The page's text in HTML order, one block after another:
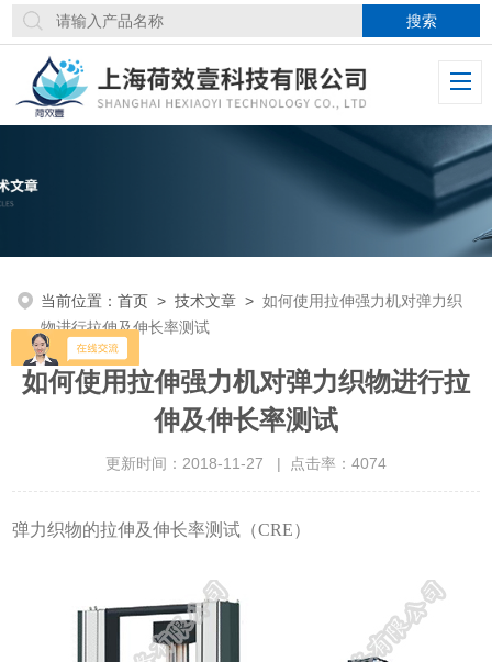
当前位置：首页 >技术文章 >如何使用拉伸强力机对弹力织
物进行拉伸及伸长率测试
如何使用拉伸强力机对弹力织物进行拉
伸及伸长率测试
更新时间：2018-11-27 | 点击率：4074
弹力织物的拉伸及伸长率测试（CRE）